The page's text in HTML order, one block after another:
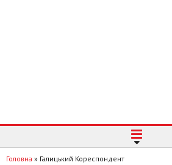
Головна » Галицький Кореспондент